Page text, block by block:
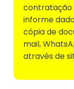
contratação
informe
cópia de
mail,
através de